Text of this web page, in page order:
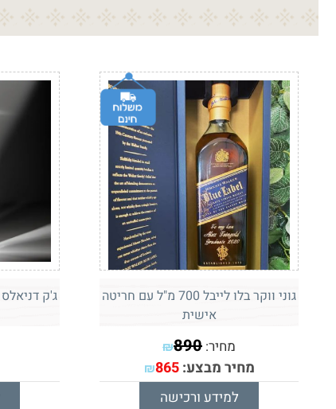
גוני ווקר בלו לייבל 700 מ"ל עם חריטה
אישית
מחיר: ₪890
מחיר מבצע: ₪865
למידע ורכישה
ג'ק דניאלס 700 מ"ל עם חריטה אישית